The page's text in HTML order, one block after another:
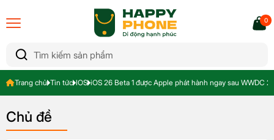
0
Trang chủ Tin tức IOS iOS 26 Beta 1 được Apple phát hành ngay sau WWDC
Chủ đề